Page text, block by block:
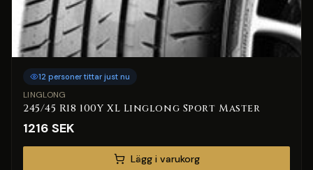
12 personer tittar just nu
LINGLONG
245/45 R18 100Y XL Linglong Sport Master
1216 SEK
Lägg i varukorg